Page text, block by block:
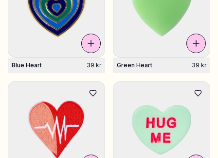
Blue Heart 39 kr Green Heart 39 kr